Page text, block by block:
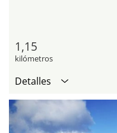
1,15
kilómetros
Detalles